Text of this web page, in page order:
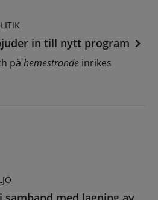
in till nytt program
på hemestrande inrikes